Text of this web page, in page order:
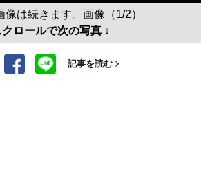
像は続きます。画像（1/2）
クロールで次の写真 ↓
記事を読む